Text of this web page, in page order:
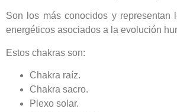
Son los más conocidos y representan
energéticos asociados a la evolución
Estos chakras son:
Chakra raíz.
Chakra sacro.
Plexo solar.